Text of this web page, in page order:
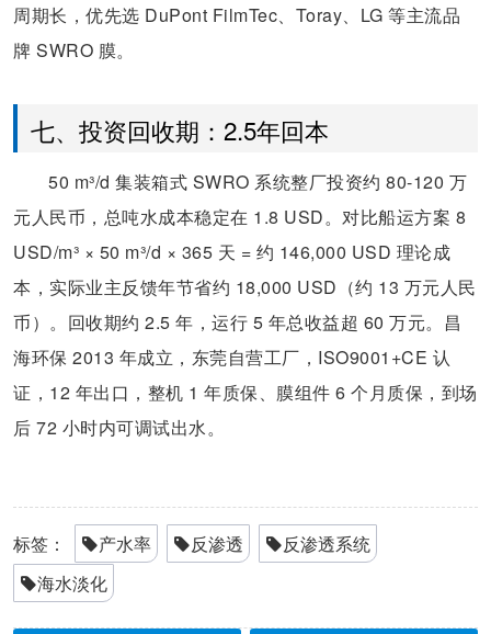
周期长，优先选 DuPont FilmTec、Toray、LG 等主流品
牌 SWRO 膜。
七、投资回收期：2.5年回本
50 m³/d 集装箱式 SWRO 系统整厂投资约 80-120 万
元人民币，总吨水成本稳定在 1.8 USD。对比船运方案 8
USD/m³ × 50 m³/d × 365 天 = 约 146,000 USD 理论成
本，实际业主反馈年节省约 18,000 USD（约 13 万元人民
币）。回收期约 2.5 年，运行 5 年总收益超 60 万元。昌
海环保 2013 年成立，东莞自营工厂，ISO9001+CE 认
证，12 年出口，整机 1 年质保、膜组件 6 个月质保，到场
后 72 小时内可调试出水。
标签： 产水率 反渗透
反渗透系统
海水淡化